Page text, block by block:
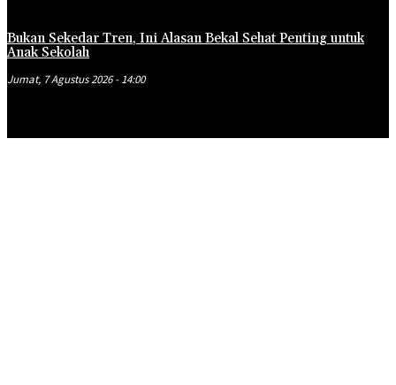
Bukan Sekedar Tren, Ini Alasan Bekal Sehat Penting untuk
Anak Sekolah
Jumat, 7 Agustus 2026 - 14:00